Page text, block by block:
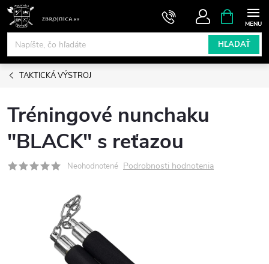
Prejsť
obsah
HĽADAŤ
KOŠÍK
TAKTICKÁ VÝSTROJ
Tréningové nunchaku
"BLACK" s reťazou
Neohodnotené Podrobnosti hodnotenia